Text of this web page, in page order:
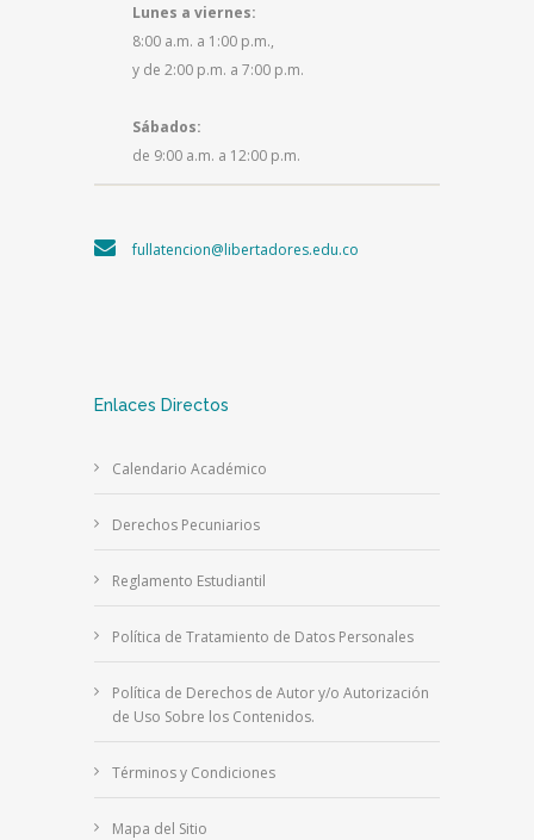
Lunes a viernes:
8:00 a.m. a 1:00 p.m.,
y de 2:00 p.m. a 7:00 p.m.
Sábados:
de 9:00 a.m. a 12:00 p.m.
fullatencion@libertadores.edu.co
Enlaces Directos
Calendario Académico
Derechos Pecuniarios
Reglamento Estudiantil
Política de Tratamiento de Datos Personales
Política de Derechos de Autor y/o Autorización
de Uso Sobre los Contenidos.
Términos y Condiciones
Mapa del Sitio